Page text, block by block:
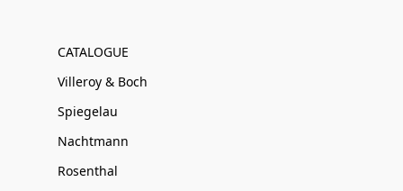
CATALOGUE
Villeroy & Boch
Spiegelau
Nachtmann
Rosenthal